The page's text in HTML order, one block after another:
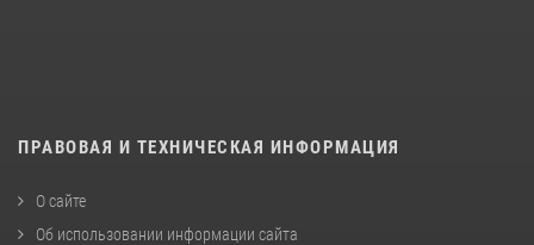
ПРАВОВАЯ И ТЕХНИЧЕСКАЯ ИНФОРМАЦИЯ
О сайте
Об использовании информации сайта